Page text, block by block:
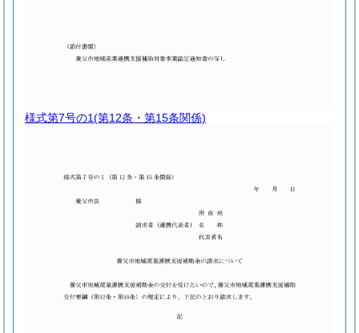
様式第7号の1(第12条・第15条関係)